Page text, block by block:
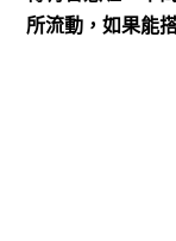
所流動，如果能